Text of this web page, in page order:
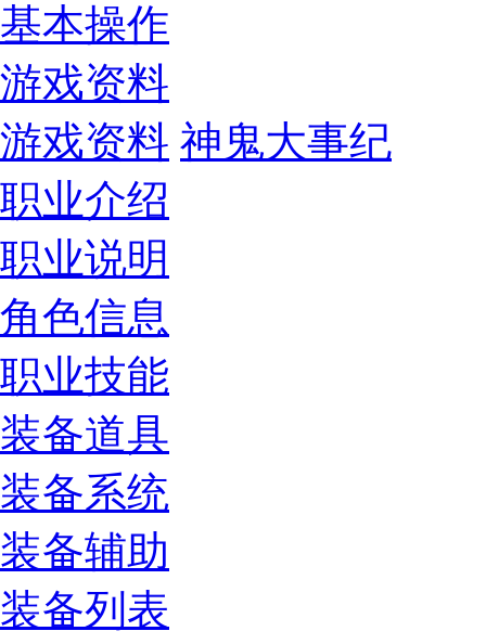
基本操作
游戏资料
游戏资料 神鬼大事纪
职业介绍
职业说明
角色信息
职业技能
装备道具
装备系统
装备辅助
装备列表